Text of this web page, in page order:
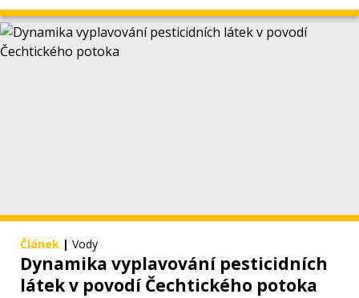
Článek | Vody
Dynamika vyplavování pesticidních
látek v povodí Čechtického potoka